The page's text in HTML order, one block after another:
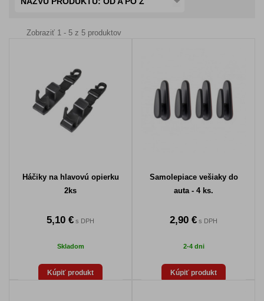
Zobraziť 1 - 5 z 5 produktov
Háčiky na hlavovú opierku
2ks
5,10 € s DPH
Skladom
Kúpiť produkt
Samolepiace vešiaky do
auta - 4 ks.
2,90 € s DPH
2-4 dni
Kúpiť produkt